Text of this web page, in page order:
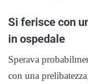
Si ferisce con
in ospedale
Sperava
con una